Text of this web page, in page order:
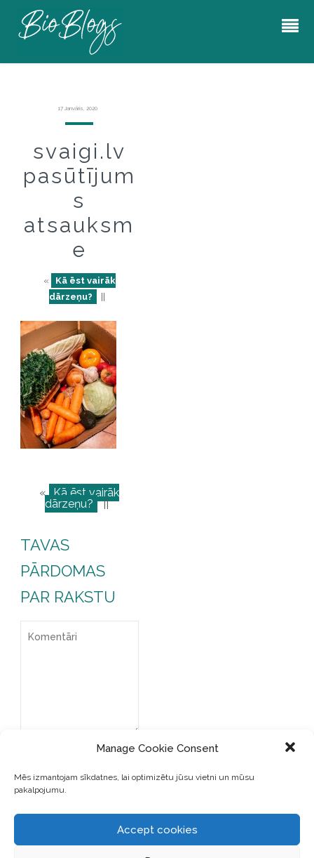
Manage Cookie Consent
Mēs izmantojam sīkdatnes, lai optimizētu jūsu vietni un mūsu
pakalpojumu.
Accept cookies
17 Janvāris, 2020
svaigi.lv
pasūtījum
s
atsauksm
e
«
Kā ēst vairāk
dārzeņu?
« Kā ēst vairāk
dārzeņu? ||
TAVAS
PĀRDOMAS
PAR RAKSTU
SAGLABĀJIET MANU VĀRDU,